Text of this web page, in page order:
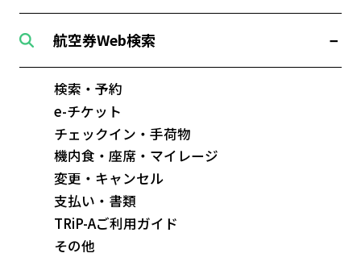
航空券Web検索
検索・予約
e-チケット
チェックイン・手荷物
機内食・座席・マイレージ
変更・キャンセル
支払い・書類
TRiP-Aご利用ガイド
その他